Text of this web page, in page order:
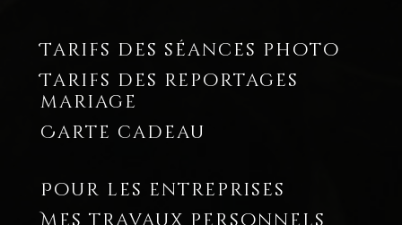
Tarifs des séances photo
Tarifs des reportages
mariage
Carte cadeau
Pour les entreprises